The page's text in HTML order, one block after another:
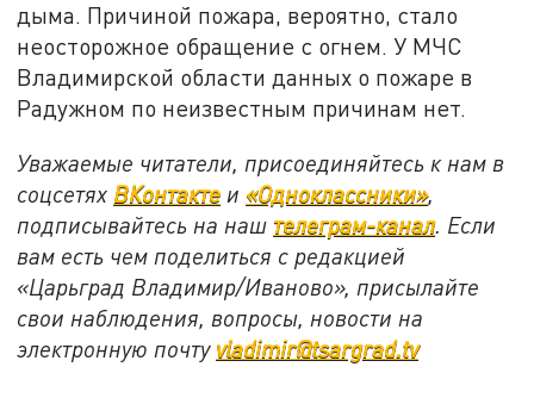
дыма. Причиной пожара, вероятно, стало
неосторожное обращение с огнем. У МЧС
Владимирской области данных о пожаре в
Радужном по неизвестным причинам нет.
Уважаемые читатели, присоединяйтесь к нам в
соцсетях ВКонтакте и«Одноклассники»,
подписывайтесь на наш телеграм-канал. Если
вам есть чем поделиться с редакцией
«Царьград Владимир/Иваново», присылайте
свои наблюдения, вопросы, новости на
электронную почту vladimir@tsargrad.tv